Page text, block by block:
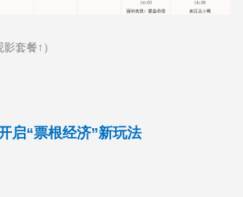
套餐↑）
启“票根经济”新玩法